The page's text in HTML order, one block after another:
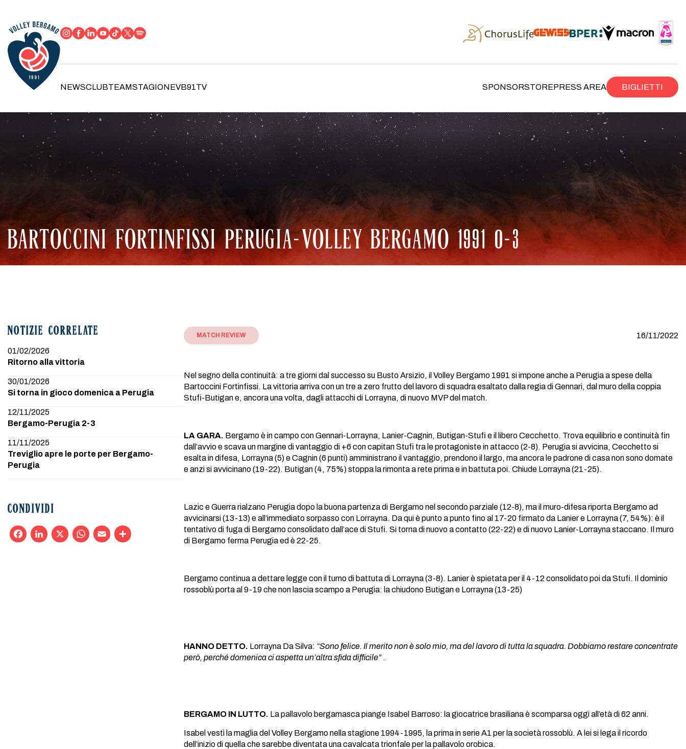
NEWSCLUBTEAMSTAGIONEVB91TV SPONSORSTOREPRESS AREA BIGLIETTI
BARTOCCINI FORTINFISSI PERUGIA-VOLLEY BERGAMO 1991 0-3
NOTIZIE CORRELATE
01/02/2026
Ritorno alla vittoria
30/01/2026
Si torna in gioco domenica a Perugia
12/11/2025
Bergamo-Perugia 2-3
11/11/2025
Treviglio apre le porte per Bergamo-
Perugia
CONDIVIDI
MATCH REVIEW 16/11/2022
Nel segno della continuità: a tre giorni dal successo su Busto Arsizio, il Volley Bergamo 1991 si impone anche a Perugia a spese della
Bartoccini Fortinfissi. La vittoria arriva con un tre a zero frutto del lavoro di squadra esaltato dalla regia di Gennari, dal muro della coppia
Stufi-Butigan e, ancora una volta, dagli attacchi di Lorrayna, di nuovo MVP del match.
LA GARA. Bergamo è in campo con Gennari-Lorrayna, Lanier-Cagnin, Butigan-Stufi e il libero Cecchetto. Trova equilibrio e continuità fin
dall’avvio e scava un margine di vantaggio di +6 con capitan Stufi tra le protagoniste in attacco (2-8). Perugia si avvicina, Cecchetto si
esalta in difesa, Lorrayna (5) e Cagnin (6 punti) amministrano il vantaggio, prendono il largo, ma ancora le padrone di casa non sono domate
e anzi si avvicinano (19-22). Butigan (4, 75%) stoppa la rimonta a rete prima e in battuta poi. Chiude Lorrayna (21-25).
Lazic e Guerra rialzano Perugia dopo la buona partenza di Bergamo nel secondo parziale (12-8), ma il muro-difesa riporta Bergamo ad
avvicinarsi (13-13) e all’immediato sorpasso con Lorrayna. Da qui è punto a punto fino al 17-20 firmato da Lanier e Lorrayna (7, 54%): è il
tentativo di fuga di Bergamo consolidato dall’ace di Stufi. Si torna di nuovo a contatto (22-22) e di nuovo Lanier-Lorrayna staccano. Il muro
di Bergamo ferma Perugia ed è 22-25.
Bergamo continua a dettare legge con il turno di battuta di Lorrayna (3-8). Lanier è spietata per il 4-12 consolidato poi da Stufi. Il dominio
rossoblù porta al 9-19 che non lascia scampo a Perugia: la chiudono Butigan e Lorrayna (13-25)
HANNO DETTO. Lorrayna Da Silva: “Sono felice. Il merito non è solo mio, ma del lavoro di tutta la squadra. Dobbiamo restare concentrate
però, perché domenica ci aspetta un’altra sfida difficile”.
BERGAMO IN LUTTO. La pallavolo bergamasca piange Isabel Barroso: la giocatrice brasiliana è scomparsa oggi all’età di 62 anni.
Isabel vestì la maglia del Volley Bergamo nella stagione 1994-1995, la prima in serie A1 per la società rossoblù. A lei si lega il ricordo
dell’inizio di quella che sarebbe diventata una cavalcata trionfale per la pallavolo orobica.